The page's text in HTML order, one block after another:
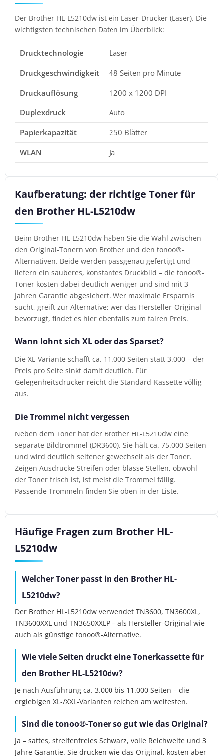
Der Brother HL-L5210dw ist ein Laser-Drucker (Laser). Die
wichtigsten technischen Daten im Überblick:
Drucktechnologie
Laser
Druckgeschwindigkeit
48 Seiten pro Minute
Druckauflösung
1200 x 1200 DPI
Duplexdruck
Auto
Papierkapazität
250 Blätter
WLAN
Ja
Kaufberatung: der richtige Toner für
den Brother HL-L5210dw
Beim Brother HL-L5210dw haben Sie die Wahl zwischen
den Original-Tonern von Brother und den tonoo®-
Alternativen. Beide werden passgenau gefertigt und
liefern ein sauberes, konstantes Druckbild – die tonoo®-
Toner kosten dabei deutlich weniger und sind mit 3
Jahren Garantie abgesichert. Wer maximale Ersparnis
sucht, greift zur Alternative; wer das Hersteller-Original
bevorzugt, findet es hier ebenfalls zum fairen Preis.
Wann lohnt sich XL oder das Sparset?
Die XL-Variante schafft ca. 11.000 Seiten statt 3.000 – der
Preis pro Seite sinkt damit deutlich. Für
Gelegenheitsdrucker reicht die Standard-Kassette völlig
aus.
Die Trommel nicht vergessen
Neben dem Toner hat der Brother HL-L5210dw eine
separate Bildtrommel (DR3600). Sie hält ca. 75.000 Seiten
und wird deutlich seltener gewechselt als der Toner.
Zeigen Ausdrucke Streifen oder blasse Stellen, obwohl
der Toner frisch ist, ist meist die Trommel fällig.
Passende Trommeln finden Sie oben in der Liste.
Häufige Fragen zum Brother HL-
L5210dw
Welcher Toner passt in den Brother HL-
L5210dw?
Der Brother HL-L5210dw verwendet TN3600, TN3600XL,
TN3600XXL und TN3650XXLP – als Hersteller-Original wie
auch als günstige tonoo®-Alternative.
Wie viele Seiten druckt eine Tonerkassette für
den Brother HL-L5210dw?
Je nach Ausführung ca. 3.000 bis 11.000 Seiten – die
ergiebigen XL-/XXL-Varianten reichen am weitesten.
Sind die tonoo®-Toner so gut wie das Original?
Ja – sattes, streifenfreies Schwarz, volle Reichweite und 3
Jahre Garantie. Sie drucken wie das Original, kosten aber